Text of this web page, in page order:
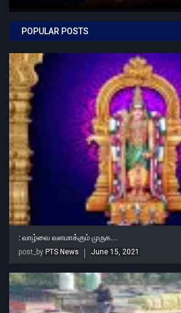
POPULAR POSTS
: வாழ்வை வளமாக்கும் முருக...
post_by PTS News June 15, 2021